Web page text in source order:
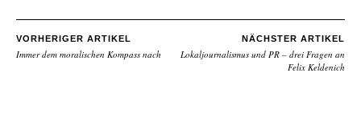
VORHERIGER ARTIKEL
Immer dem moralischen Kompass nach
NÄCHSTER ARTIKEL
Lokaljournalismus und PR – drei Fragen an
Felix Keldenich